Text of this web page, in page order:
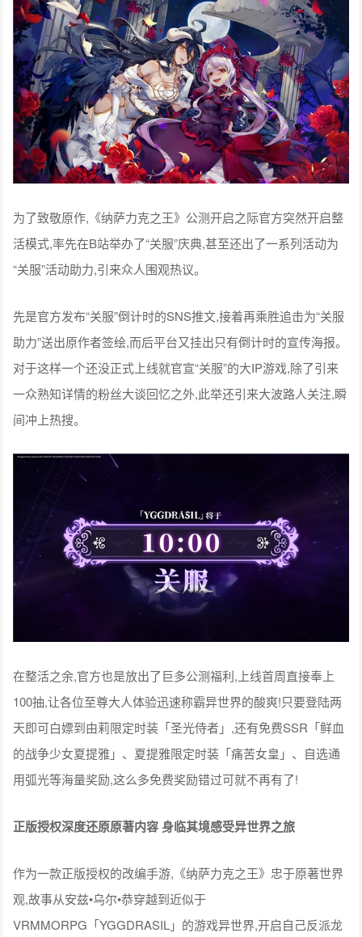
为了致敬原作,《纳萨力克之王》公测开启之际官方突然开启整
活模式,率先在B站举办了“关服”庆典,甚至还出了一系列活动为
“关服”活动助力,引来众人围观热议。
先是官方发布“关服”倒计时的SNS推文,接着再乘胜追击为“关服
助力”送出原作者签绘,而后平台又挂出只有倒计时的宣传海报。
对于这样一个还没正式上线就官宣“关服”的大IP游戏,除了引来
一众熟知详情的粉丝大谈回忆之外,此举还引来大波路人关注,瞬
间冲上热搜。
在整活之余,官方也是放出了巨多公测福利,上线首周直接奉上
100抽,让各位至尊大人体验迅速称霸异世界的酸爽!只要登陆两
天即可白嫖到由莉限定时装「圣光侍者」,还有免费SSR「鲜血
的战争少女夏提雅」、夏提雅限定时装「痛苦女皇」、自选通
用弧光等海量奖励,这么多免费奖励错过可就不再有了!
正版授权深度还原原著内容 身临其境感受异世界之旅
作为一款正版授权的改编手游,《纳萨力克之王》忠于原著世界
观,故事从安兹•乌尔•恭穿越到近似于
VRMMORPG「YGGDRASIL」的游戏异世界,开启自己反派龙